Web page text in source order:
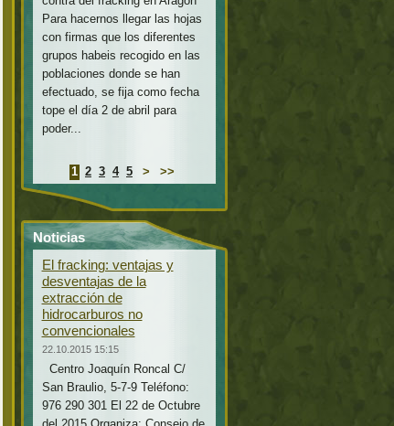
Para hacernos llegar las hojas
con firmas que los diferentes
grupos habeis recogido en las
poblaciones donde se han
efectuado, se fija como fecha
tope el día 2 de abril para
poder...
1 2 3 4 5 > >>
Noticias
El fracking: ventajas y
desventajas de la
extracción de
hidrocarburos no
convencionales
22.10.2015 15:15
Centro Joaquín Roncal C/
San Braulio, 5-7-9 Teléfono:
976 290 301 El 22 de Octubre